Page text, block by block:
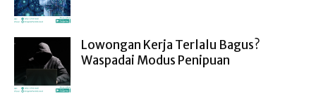
Lowongan Kerja Terlalu Bagus?
Waspadai Modus Penipuan